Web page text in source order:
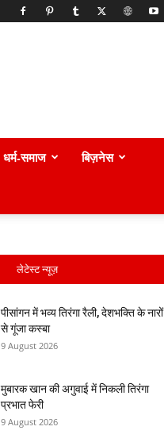
धर्म-समाज बिज़नेस
लेटेस्ट न्यूज़
पीसांगन में भव्य तिरंगा रैली, देशभक्ति के नारों
से गूंजा कस्बा
9 August 2026
मुबारक खान की अगुवाई में निकली तिरंगा
प्रभात फेरी
9 August 2026